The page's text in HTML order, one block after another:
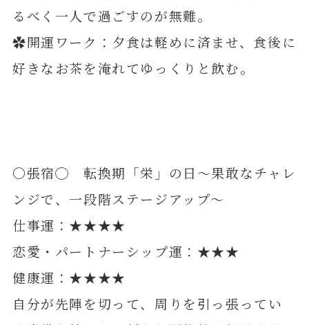
るべく一人で過ごすのが無難。
✿開運ワーク：夕食は軽めに済ませ、食後に
好きなお茶を淹れてゆっくりと飲む。
〇張宿◯ 転換期「栄」の日～果敢なチャレ
ンジで、一段階ステージアップ～
仕事運：★★★★
恋愛・パートナーシップ運：★★★
健康運：★★★★
自分が先陣を切って、周りを引っ張ってい